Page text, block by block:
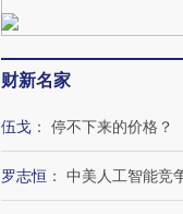
财新名家
伍戈 ： 停不下来的价格？
罗志恒 ： 中美人工智能竞